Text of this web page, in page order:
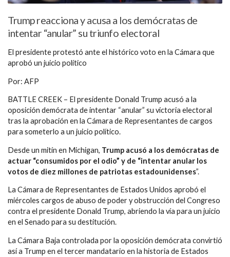
Trump reacciona y acusa a los demócratas de
intentar “anular” su triunfo electoral
El presidente protestó ante el histórico voto en la Cámara que
aprobó un juicio político
Por: AFP
BATTLE CREEK – El presidente Donald Trump acusó a la
oposición demócrata de intentar “anular” su victoria electoral
tras la aprobación en la Cámara de Representantes de cargos
para someterlo a un juicio político.
Desde un mitín en Michigan, Trump acusó a los demócratas de
actuar “consumidos por el odio” y de “intentar anular los
votos de diez millones de patriotas estadounidenses”.
La Cámara de Representantes de Estados Unidos aprobó el
miércoles cargos de abuso de poder y obstrucción del Congreso
contra el presidente Donald Trump, abriendo la vía para un juicio
en el Senado para su destitución.
La Cámara Baja controlada por la oposición demócrata convirtió
así a Trump en el tercer mandatario en la historia de Estados